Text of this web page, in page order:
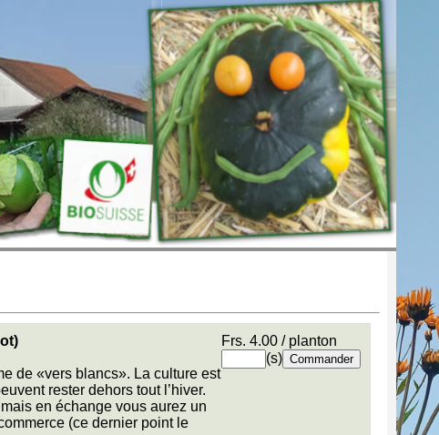
de «vers blancs». La culture est
rester dehors tout l’hiver.
en échange vous aurez un
(ce dernier point le
Frs. 4.00 / planton
(s)